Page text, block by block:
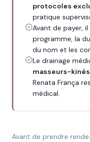
protocoles
pratique
Avant de payer,
programme, la
du nom et les
Le drainage
masseurs-
Renata França
médical.
Avant de prendre